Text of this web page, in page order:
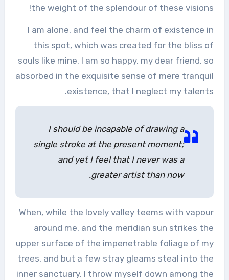
the weight of the splendour of these visions!
I am alone, and feel the charm of existence in
this spot, which was created for the bliss of
souls like mine. I am so happy, my dear friend, so
absorbed in the exquisite sense of mere tranquil
existence, that I neglect my talents.
I should be incapable of drawing a
single stroke at the present moment;
and yet I feel that I never was a
greater artist than now.
When, while the lovely valley teems with vapour
around me, and the meridian sun strikes the
upper surface of the impenetrable foliage of my
trees, and but a few stray gleams steal into the
inner sanctuary, I throw myself down among the